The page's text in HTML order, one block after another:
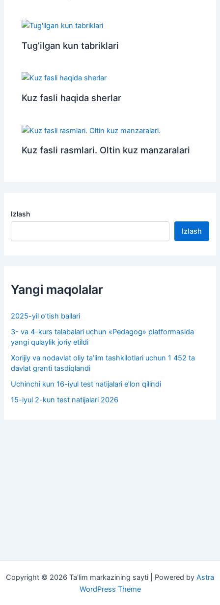
Tug’ilgan kun tabriklari
Kuz fasli haqida sherlar
Kuz fasli rasmlari. Oltin kuz manzaralari
Izlash
Izlash
Yangi maqolalar
2025-yil o’tish ballari
3- va 4-kurs talabalari uchun «Pedagog» platformasida
yangi qulaylik joriy etildi
Xorijiy va nodavlat oliy taʼlim tashkilotlari uchun 1 452 ta
davlat granti tasdiqlandi
Uchinchi kun 16-iyul test natijalari e’lon qilindi
15-iyul 2-kun test natijalari 2026
Copyright © 2026 Ta'lim markazining sayti | Powered by Astra
WordPress Theme